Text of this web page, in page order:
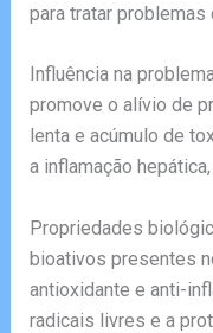
para tratar
Influência na
promove o alívio de
lenta e acúmulo de
a inflamação
Propriedades
bioativos presentes
antioxidante e anti-
radicais livres e a